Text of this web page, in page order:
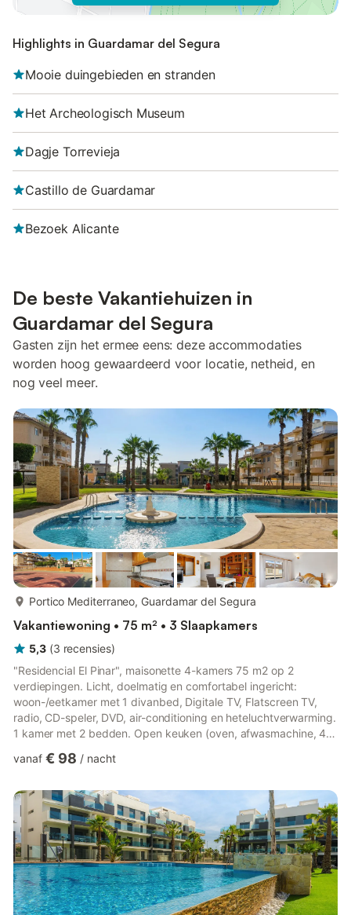
Highlights in Guardamar del Segura
Mooie duingebieden en stranden
Het Archeologisch Museum
Dagje Torrevieja
Castillo de Guardamar
Bezoek Alicante
De beste Vakantiehuizen in
Guardamar del Segura
Gasten zijn het ermee eens: deze accommodaties
worden hoog gewaardeerd voor locatie, netheid, en
nog veel meer.
Portico Mediterraneo, Guardamar del Segura
Vakantiewoning • 75 m² • 3 Slaapkamers
5,3 (3 recensies)
"Residencial El Pinar", maisonette 4-kamers 75 m2 op 2
verdiepingen. Licht, doelmatig en comfortabel ingericht:
woon-/eetkamer met 1 divanbed, Digitale TV, Flatscreen TV,
radio, CD-speler, DVD, air-conditioning en heteluchtverwarming.
1 kamer met 2 bedden. Open keuken (oven, afwasmachine, 4
Douche/WC. Bovenverdieping: 1 kamer met 1 2-pers bed, air-
Bad/bidet/WC. Groot terras 10 m2. Beperkt uitzicht op het dal.
Ter beschikking: wasmachine, strijkijzer. Internet (WiFi). Gesch...
vanaf € 98 / nacht